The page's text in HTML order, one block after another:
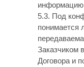
информацию
5.3. Под
понимается
Заказчиком
Договора и